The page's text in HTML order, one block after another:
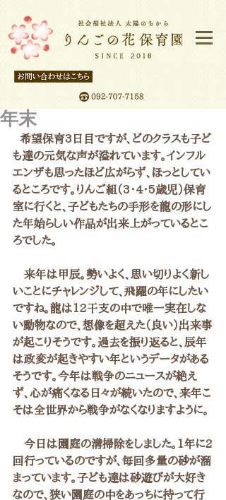
年末
も達の元気な声が溢れています。インフル
エンザも思ったほど広がらず、ほっとしてい
るところです。りんご組（3・4・5歳児）保育
室に行くと、子どもたちの手形を龍の形にし
た年始らしい作品が出来上がっているとこ
ろでした。
来年は甲辰。勢いよく、思い切りよく新し
いことにチャレンジして、飛躍の年にしたい
ですね。龍は12干支の中で唯一実在しな
い動物なので、想像を超えた（良い）出来事
が起こりそうです。過去を振り返ると、辰年
は政変が起きやすい年というデータがある
そうです。今年は戦争のニュースが絶え
ず、心が痛くなる日々が続いたので、来年こ
そは全世界から戦争がなくなりますように。
今日は園庭の溝掃除をしました。1年に2
回行っているのですが、毎回多量の砂が溜
まっています。子ども達は砂遊びが大好き
なので、狭い園庭の中をあっちに持って行